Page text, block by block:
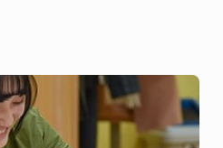
お申し込みがお得です。ど